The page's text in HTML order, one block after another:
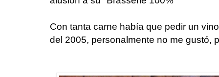
Con tanta carne había que pedir un
del 2005, personalmente no me gustó,